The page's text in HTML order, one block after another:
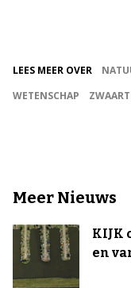
LEES MEER OVER
WETENSCHAP
Meer Nieuws
KIJK
en